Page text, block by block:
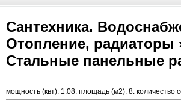
Сантехника.
Отопление, радиаторы
Стальные панельные
мощность (квт): 1.08. площадь (м2): 8. количество